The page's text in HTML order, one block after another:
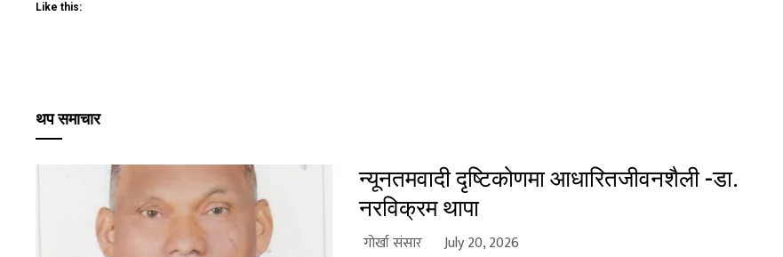
Like this:
थप समाचार
न्यूनतमवादी दृष्टिकोणमा आधारितजीवनशैली -डा.
नरविक्रम थापा
गोर्खा संसार July 20, 2026